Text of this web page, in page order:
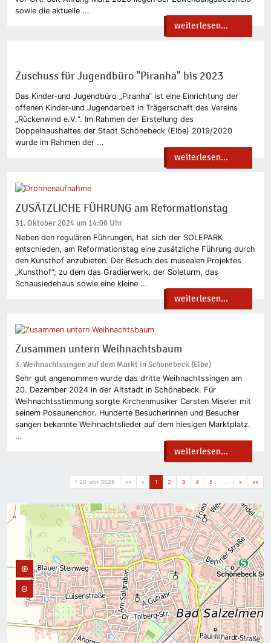
sowie die aktuelle ...
weiterlesen...
Zuschuss für Jugendbüro "Piranha" bis 2023
Das Kinder-und Jugendbüro „Piranha“ ist eine Einrichtung der
offenen Kinder-und Jugendarbeit in Trägerschaft des Vereins
„Rückenwind e.V.“. Im Rahmen der Erstellung des
Doppelhaushaltes der Stadt Schönebeck (Elbe) 2019/2020
wurde im Rahmen der ...
weiterlesen...
ZUSÄTZLICHE FÜHRUNG am Reformationstag
31. Oktober 2024 um 14:00 Uhr
Neben den regulären Führungen, hat sich der SOLEPARK
entschieden, am Reformationstag eine zusätzliche Führung durch
den Kunsthof anzubieten. Der Besuch des musealen Projektes
„Kunsthof“, zu dem das Gradierwerk, der Soleturm, das
Schausiedehaus sowie eine kleine ...
weiterlesen...
Zusammen untern Weihnachtsbaum
3. Weihnachtssingen auf dem Markt in Schönebeck (Elbe)
Sehr gut angenommen wurde das dritte Weihnachtssingen am
20. Dezember 2024 in der Altstadt in Schönebeck. Für
Weihnachtsstimmung sorgte Kirchenmusiker Carsten Miseler mit
seinem Posaunenchor. Hunderte Besucherinnen und Besucher
sangen bekannte Weihnachtslieder auf dem hiesigen Marktplatz.
...
weiterlesen...
1-20 von 3528 «« « 1 2 3 4 5 » »»